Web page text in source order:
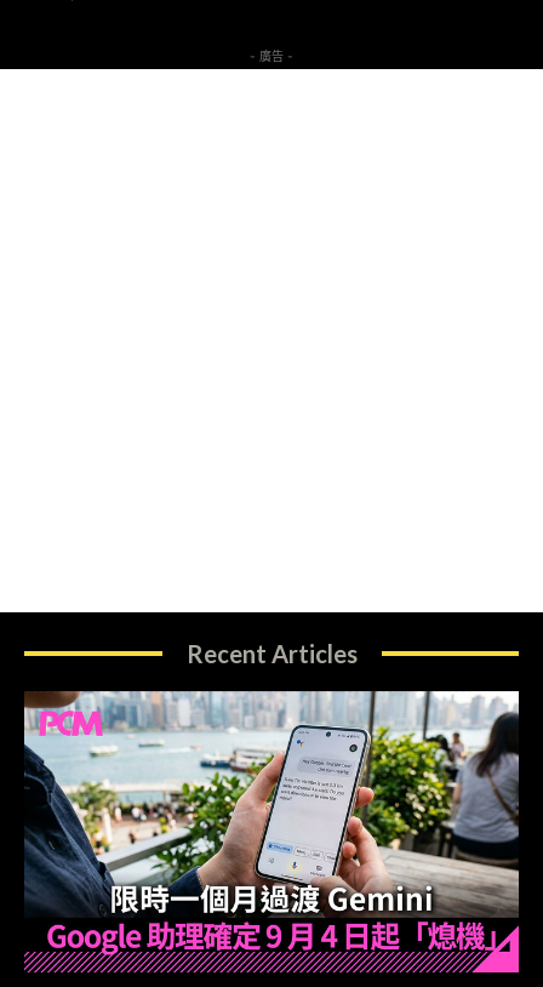
- 廣告 -
Recent Articles